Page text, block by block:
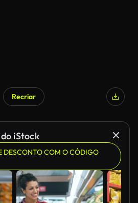
Recriar
iStock
DESCONTO COM O CÓDIGO